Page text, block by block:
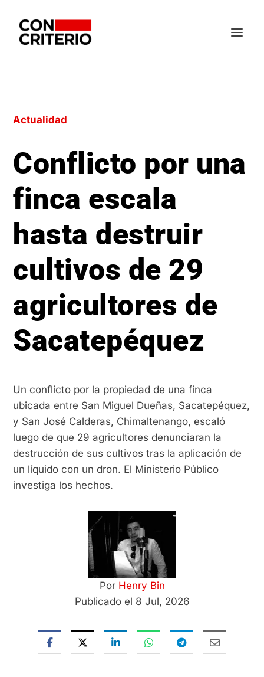
Actualidad
Conflicto por una
finca escala
hasta destruir
cultivos de 29
agricultores de
Sacatepéquez
Un conflicto por la propiedad de una finca
ubicada entre San Miguel Dueñas, Sacatepéquez,
y San José Calderas, Chimaltenango, escaló
luego de que 29 agricultores denunciaran la
destrucción de sus cultivos tras la aplicación de
un líquido con un dron. El Ministerio Público
investiga los hechos.
Por Henry Bin
Publicado el 8 Jul, 2026